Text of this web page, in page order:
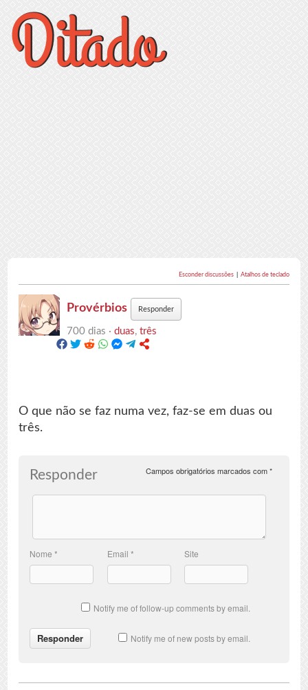
Esconder discussões Atalhos de teclado
Provérbios Responder
700 dias ·duas,três
O que não se faz numa vez, faz-se em duas ou
três.
Responder Campos obrigatórios marcados com*
Nome* Email * Site
Notify me of follow-up comments by email.
Notify me of new posts by email.